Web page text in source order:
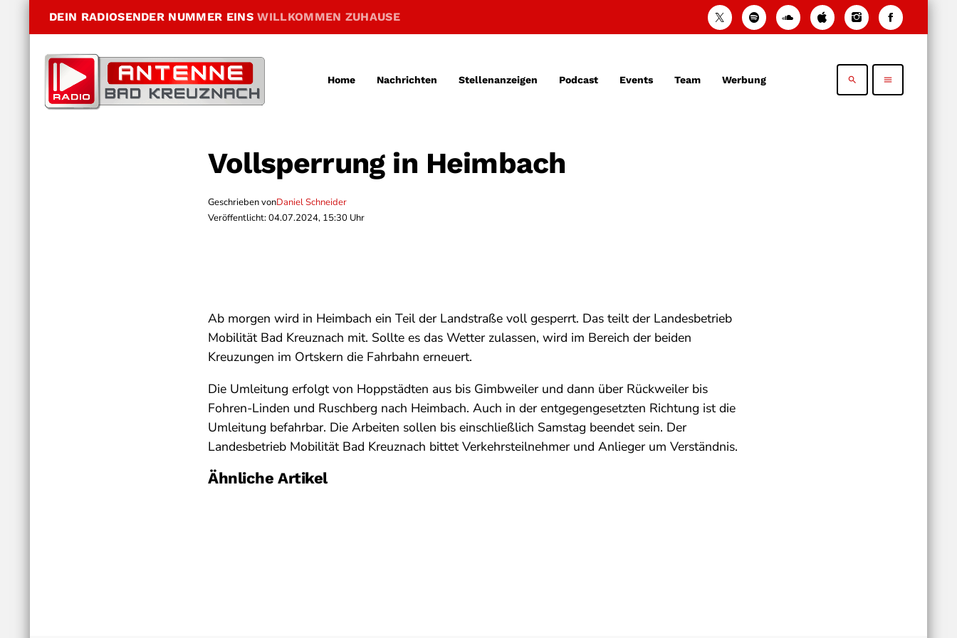
DEIN RADIOSENDER NUMMER EINSWILLKOMMEN ZUHAUSE
Home Nachrichten Stellenanzeigen Podcast Events Team Werbung search menu
Vollsperrung in Heimbach
Geschrieben vonDaniel Schneider
Veröffentlicht: 04.07.2024, 15:30 Uhr
Ab morgen wird in Heimbach ein Teil der Landstraße voll gesperrt. Das teilt der Landesbetrieb
Mobilität Bad Kreuznach mit. Sollte es das Wetter zulassen, wird im Bereich der beiden
Kreuzungen im Ortskern die Fahrbahn erneuert.
Die Umleitung erfolgt von Hoppstädten aus bis Gimbweiler und dann über Rückweiler bis
Fohren-Linden und Ruschberg nach Heimbach. Auch in der entgegengesetzten Richtung ist die
Umleitung befahrbar. Die Arbeiten sollen bis einschließlich Samstag beendet sein. Der
Landesbetrieb Mobilität Bad Kreuznach bittet Verkehrsteilnehmer und Anlieger um Verständnis.
Ähnliche Artikel